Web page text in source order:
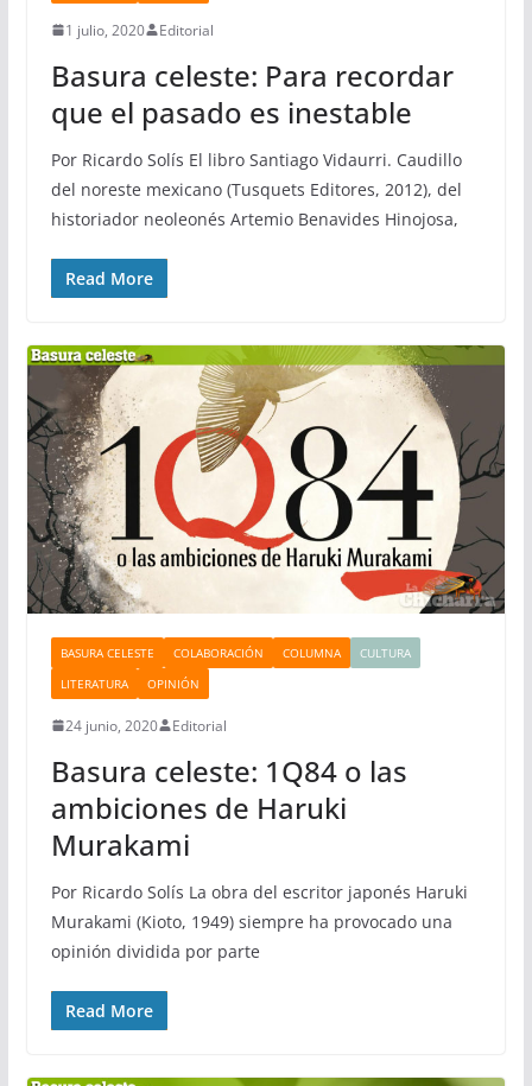
1 julio, 2020 Editorial
Basura celeste: Para recordar
que el pasado es inestable
Por Ricardo Solís El libro Santiago Vidaurri. Caudillo
del noreste mexicano (Tusquets Editores, 2012), del
historiador neoleonés Artemio Benavides Hinojosa,
Read More
BASURA CELESTE COLABORACIÓN COLUMNA
CULTURA
LITERATURA
OPINIÓN
24 junio, 2020 Editorial
Basura celeste: 1Q84 o las
ambiciones de Haruki
Murakami
Por Ricardo Solís La obra del escritor japonés Haruki
Murakami (Kioto, 1949) siempre ha provocado una
opinión dividida por parte
Read More